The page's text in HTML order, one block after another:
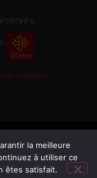
légales
la meilleure
à utiliser ce
êtes satisfait.